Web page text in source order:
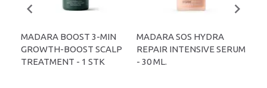
MADARA BOOST 3-MIN
GROWTH-BOOST SCALP
TREATMENT - 1 STK
MADARA SOS HYDRA
REPAIR INTENSIVE SERUM
- 30 ML.